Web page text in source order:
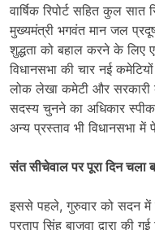
वार्षिक रिपोर्ट सहित कुल
मुख्यमंत्री भगवंत मान जल
शुद्धता को बहाल करने के लिए
विधानसभा की चार नई
लोक लेखा कमेटी और सरकारी
सदस्य चुनने का अधिकार
अन्य प्रस्ताव भी विधानसभा में
संत सीचेवाल पर पूरा दिन चला
इससे पहले, गुरुवार को सदन में
प्रताप सिंह बाजवा द्वारा की